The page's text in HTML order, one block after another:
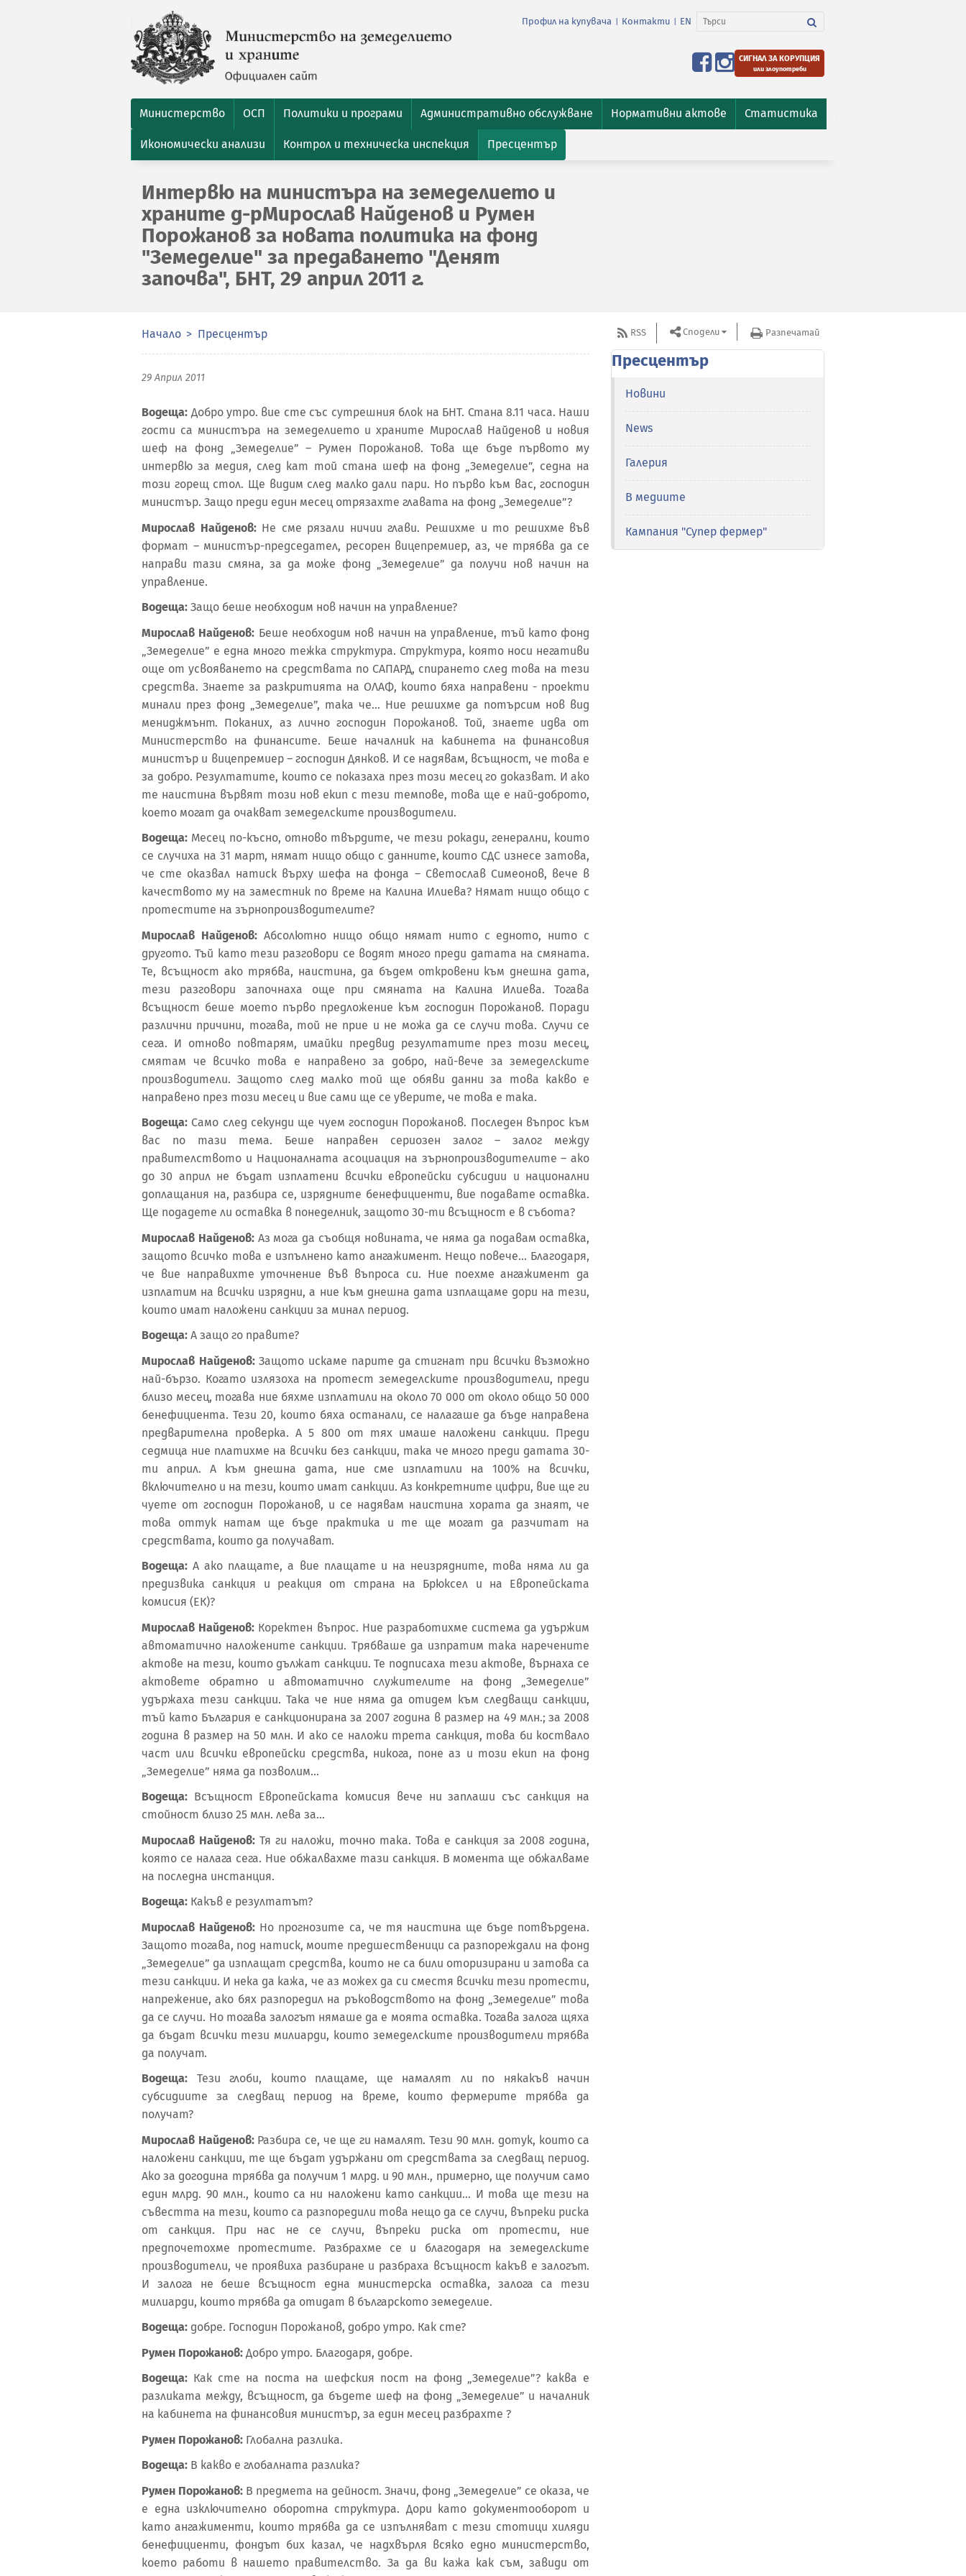
Профил на купувача Контакти EN
СИГНАЛ ЗА КОРУПЦИЯ
или злоупотреби
Министерство ОСП Политики и програми Административно обслужване Нормативни актове Статистика
Икономически анализи Контрол и техническа инспекция Пресцентър
Интервю на министъра на земеделието и
храните д-рМирослав Найденов и Румен
Порожанов за новата политика на фонд
"Земеделие" за предаването "Денят
започва", БНТ, 29 април 2011 г.
Начало Пресцентър
29 Април 2011
Водеща: Добро утро. вие сте със сутрешния блок на БНТ. Стана 8.11 часа. Наши
гости са министъра на земеделието и храните Мирослав Найденов и новия
шеф на фонд „Земеделие” – Румен Порожанов. Това ще бъде първото му
интервю за медия, след кат той стана шеф на фонд „Земеделие”, седна на
този горещ стол. Ще видим след малко дали пари. Но първо към вас, господин
министър. Защо преди един месец отрязахте главата на фонд „Земеделие”?
Мирослав Найденов: Не сме рязали ничии глави. Решихме и то решихме във
формат – министър-председател, ресорен вицепремиер, аз, че трябва да се
направи тази смяна, за да може фонд „Земеделие” да получи нов начин на
управление.
Водеща: Защо беше необходим нов начин на управление?
Мирослав Найденов: Беше необходим нов начин на управление, тъй като фонд
„Земеделие” е една много тежка структура. Структура, която носи негативи
още от усвояването на средствата по САПАРД, спирането след това на тези
средства. Знаете за разкритията на ОЛАФ, които бяха направени - проекти
минали през фонд „Земеделие”, така че... Ние решихме да потърсим нов вид
мениджмънт. Поканих, аз лично господин Порожанов. Той, знаете идва от
Министерство на финансите. Беше началник на кабинета на финансовия
министър и вицепремиер – господин Дянков. И се надявам, всъщност, че това е
за добро. Резултатите, които се показаха през този месец го доказват. И ако
те наистина вървят този нов екип с тези темпове, това ще е най-доброто,
което могат да очакват земеделските производители.
Водеща: Месец по-късно, отново твърдите, че тези рокади, генерални, които
се случиха на 31 март, нямат нищо общо с данните, които СДС изнесе затова,
че сте оказвал натиск върху шефа на фонда – Светослав Симеонов, вече в
качеството му на заместник по време на Калина Илиева? Нямат нищо общо с
протестите на зърнопроизводителите?
Мирослав Найденов: Абсолютно нищо общо нямат нито с едното, нито с
другото. Тъй като тези разговори се водят много преди датата на смяната.
Те, всъщност ако трябва, наистина, да бъдем откровени към днешна дата,
тези разговори започнаха още при смяната на Калина Илиева. Тогава
всъщност беше моето първо предложение към господин Порожанов. Поради
различни причини, тогава, той не прие и не можа да се случи това. Случи се
сега. И отново повтарям, имайки предвид резултатите през този месец,
смятам че всичко това е направено за добро, най-вече за земеделските
производители. Защото след малко той ще обяви данни за това какво е
направено през този месец и вие сами ще се уверите, че това е така.
Водеща: Само след секунди ще чуем господин Порожанов. Последен въпрос към
вас по тази тема. Беше направен сериозен залог – залог между
правителството и Националната асоциация на зърнопроизводителите – ако
до 30 април не бъдат изплатени всички европейски субсидии и национални
доплащания на, разбира се, изрядните бенефициенти, вие подавате оставка.
Ще подадете ли оставка в понеделник, защото 30-ти всъщност е в събота?
Мирослав Найденов: Аз мога да съобщя новината, че няма да подавам оставка,
защото всичко това е изпълнено като ангажимент. Нещо повече... Благодаря,
че вие направихте уточнение във въпроса си. Ние поехме ангажимент да
изплатим на всички изрядни, а ние към днешна дата изплащаме дори на тези,
които имат наложени санкции за минал период.
Водеща: А защо го правите?
Мирослав Найденов:Защото искаме парите да стигнат при всички възможно
най-бързо. Когато излязоха на протест земеделските производители, преди
близо месец, тогава ние бяхме изплатили на около 70 000 от около общо 50 000
бенефициента. Тези 20, които бяха останали, се налагаше да бъде направена
предварителна проверка. А 5 800 от тях имаше наложени санкции. Преди
седмица ние платихме на всички без санкции, така че много преди датата 30-
ти април. А към днешна дата, ние сме изплатили на 100% на всички,
включително и на тези, които имат санкции. Аз конкретните цифри, вие ще ги
чуете от господин Порожанов, и се надявам наистина хората да знаят, че
това оттук натам ще бъде практика и те ще могат да разчитат на
средствата, които да получават.
Водеща:А ако плащате, а вие плащате и на неизрядните, това няма ли да
предизвика санкция и реакция от страна на Брюксел и на Европейската
комисия (ЕК)?
Мирослав Найденов: Коректен въпрос. Ние разработихме система да удържим
автоматично наложените санкции. Трябваше да изпратим така наречените
актове на тези, които дължат санкции. Те подписаха тези актове, върнаха се
актовете обратно и автоматично служителите на фонд „Земеделие”
удържаха тези санкции. Така че ние няма да отидем към следващи санкции,
тъй като България е санкционирана за 2007 година в размер на 49 млн.; за 2008
година в размер на 50 млн. И ако се наложи трета санкция, това би коствало
част или всички европейски средства, никога, поне аз и този екип на фонд
„Земеделие” няма да позволим...
Водеща: Всъщност Европейската комисия вече ни заплаши със санкция на
стойност близо 25 млн. лева за...
Мирослав Найденов:Тя ги наложи, точно така. Това е санкция за 2008 година,
която се налага сега. Ние обжалвахме тази санкция. В момента ще обжалваме
на последна инстанция.
Водеща: Какъв е резултатът?
Мирослав Найденов: Но прогнозите са, че тя наистина ще бъде потвърдена.
Защото тогава, под натиск, моите предшественици са разпореждали на фонд
„Земеделие” да изплащат средства, които не са били оторизирани и затова са
тези санкции. И нека да кажа, че аз можех да си сместя всички тези протести,
напрежение, ако бях разпоредил на ръководството на фонд „Земеделие” това
да се случи. Но тогава залогът нямаше да е моята оставка. Тогава залога щяха
да бъдат всички тези милиарди, които земеделските производители трябва
да получат.
Водеща: Тези глоби, които плащаме, ще намалят ли по някакъв начин
субсидиите за следващ период на време, които фермерите трябва да
получат?
Мирослав Найденов: Разбира се, че ще ги намалят. Тези 90 млн. дотук, които са
наложени санкции, те ще бъдат удържани от средствата за следващ период.
Ако за догодина трябва да получим 1 млрд. и 90 млн., примерно, ще получим само
един млрд. 90 млн., които са ни наложени като санкции... И това ще тези на
съвестта на тези, които са разпоредили това нещо да се случи, въпреки риска
от санкция. При нас не се случи, въпреки риска от протести, ние
предпочетохме протестите. Разбрахме се и благодаря на земеделските
производители, че проявиха разбиране и разбраха всъщност какъв е залогът.
И залога не беше всъщност една министерска оставка, залога са тези
милиарди, които трябва да отидат в българското земеделие.
Водеща: добре. Господин Порожанов, добро утро. Как сте?
Румен Порожанов: Добро утро. Благодаря, добре.
Водеща: Как сте на поста на шефския пост на фонд „Земеделие”? каква е
разликата между, всъщност, да бъдете шеф на фонд „Земеделие” и началник
на кабинета на финансовия министър, за един месец разбрахте ?
Румен Порожанов: Глобална разлика.
Водеща: В какво е глобалната разлика?
Румен Порожанов: В предмета на дейност. Значи, фонд „Земеделие” се оказа, че
е една изключително оборотна структура. Дори като документооборот и
като ангажименти, които трябва да се изпълняват с тези стотици хиляди
бенефициенти, фондът бих казал, че надхвърля всяко едно министерство,
което работи в нашето правителство. За да ви кажа как съм, завиди от
RSS Сподели Разпечатай
Пресцентър
Новини
News
Галерия
В медиите
Кампания "Супер фермер"